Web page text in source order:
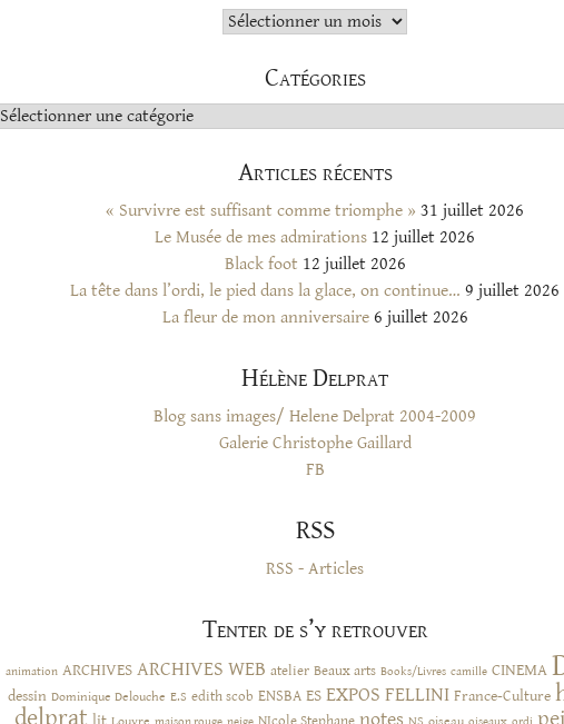
Archives
Catégories
Catégories
Articles récents
« Survivre est suffisant comme triomphe » 31 juillet 2026
Le Musée de mes admirations 12 juillet 2026
Black foot 12 juillet 2026
La tête dans l’ordi, le pied dans la glace, on continue… 9 juillet 2026
La fleur de mon anniversaire 6 juillet 2026
Hélène Delprat
Blog sans images/ Helene Delprat 2004-2009
Galerie Christophe Gaillard
FB
RSS
RSS - Articles
Tenter de s’y retrouver
animation ARCHIVES ARCHIVES WEB atelier Beaux arts Books/Livres camille CINEMA
dessin Dominique Delouche E.S edith scob ENSBA ES EXPOS FELLINI France-Culture
delprat
Louvre neige notes NS oiseau